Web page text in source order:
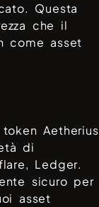
Questa
che il
come asset
tokenAetherius
di
Ledger.
sicuro per
asset